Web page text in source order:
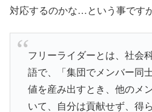
対応するのかな…という事です
フリーライダーとは、社会
語で、「集団でメンバー同
値を産み出すとき、他のメ
いて、自分は貢献せず、得